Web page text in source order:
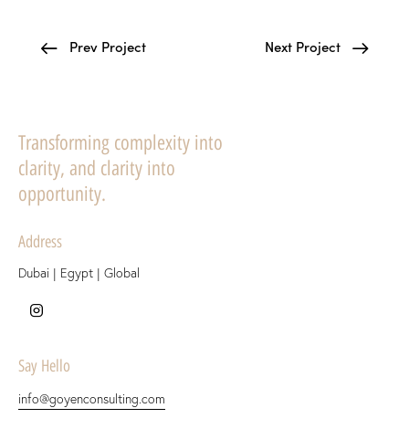
Prev Project Next Project
Transforming complexity into
clarity, and clarity into
opportunity.
Address
Dubai | Egypt | Global
Say Hello
info@goyenconsulting.com